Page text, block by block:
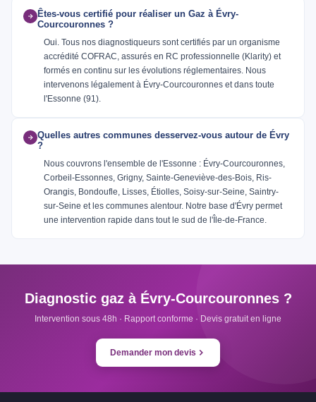
Êtes-vous certifié pour réaliser un Gaz à Évry-
Courcouronnes ?
Oui. Tous nos diagnostiqueurs sont certifiés par un organisme
accrédité COFRAC, assurés en RC professionnelle (Klarity) et
formés en continu sur les évolutions réglementaires. Nous
intervenons légalement à Évry-Courcouronnes et dans toute
l'Essonne (91).
Quelles autres communes desservez-vous autour de Évry
?
Nous couvrons l'ensemble de l'Essonne : Évry-Courcouronnes,
Corbeil-Essonnes, Grigny, Sainte-Geneviève-des-Bois, Ris-
Orangis, Bondoufle, Lisses, Étiolles, Soisy-sur-Seine, Saintry-
sur-Seine et les communes alentour. Notre base d'Évry permet
une intervention rapide dans tout le sud de l'Île-de-France.
Diagnostic gaz à Évry-Courcouronnes ?
Intervention sous 48h · Rapport conforme · Devis gratuit en ligne
Demander mon devis